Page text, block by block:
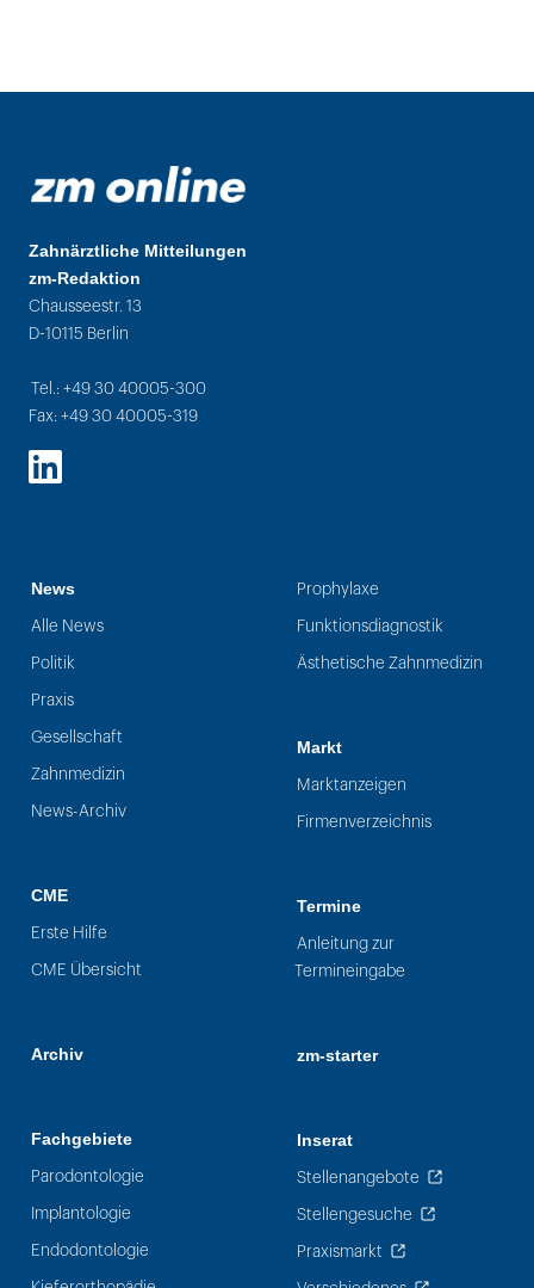
Zahnärztliche Mitteilungen
zm-Redaktion
Chausseestr. 13
D-10115 Berlin
Tel.: +49 30 40005-300
Fax: +49 30 40005-319
LinkedIn
News
Alle News
Politik
Praxis
Gesellschaft
Zahnmedizin
News-Archiv
CME
Erste Hilfe
CME Übersicht
Archiv
Fachgebiete
Parodontologie
Implantologie
Endodontologie
Prophylaxe
Funktionsdiagnostik
Ästhetische Zahnmedizin
Markt
Marktanzeigen
Firmenverzeichnis
Termine
Anleitung zur
Termineingabe
zm-starter
Inserat
Stellenangebote
Stellengesuche
Praxismarkt